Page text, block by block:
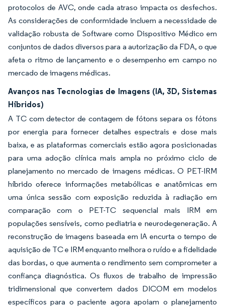
protocolos de AVC, onde cada atraso impacta os desfechos.
As considerações de conformidade incluem a necessidade de
validação robusta de Software como Dispositivo Médico em
conjuntos de dados diversos para a autorização da FDA, o que
afeta o ritmo de lançamento e o desempenho em campo no
mercado de imagens médicas.
Avanços nas Tecnologias de Imagens (IA, 3D, Sistemas
Híbridos)
A TC com detector de contagem de fótons separa os fótons
por energia para fornecer detalhes espectrais e dose mais
baixa, e as plataformas comerciais estão agora posicionadas
para uma adoção clínica mais ampla no próximo ciclo de
planejamento no mercado de imagens médicas. O PET-IRM
híbrido oferece informações metabólicas e anatômicas em
uma única sessão com exposição reduzida à radiação em
comparação com o PET-TC sequencial mais IRM em
populações sensíveis, como pediatria e neurodegeneração. A
reconstrução de imagens baseada em IA encurta o tempo de
aquisição de TC e IRM enquanto melhora o ruído e a fidelidade
das bordas, o que aumenta o rendimento sem comprometer a
confiança diagnóstica. Os fluxos de trabalho de impressão
tridimensional que convertem dados DICOM em modelos
específicos para o paciente agora apoiam o planejamento